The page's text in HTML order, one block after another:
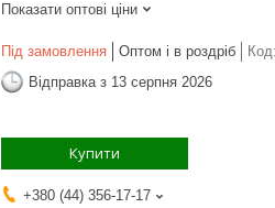
Показати оптові ціни
Під замовлення Оптом і в роздріб Код:
Відправка з 13 серпня 2026
Купити
+380 (44) 356-17-17